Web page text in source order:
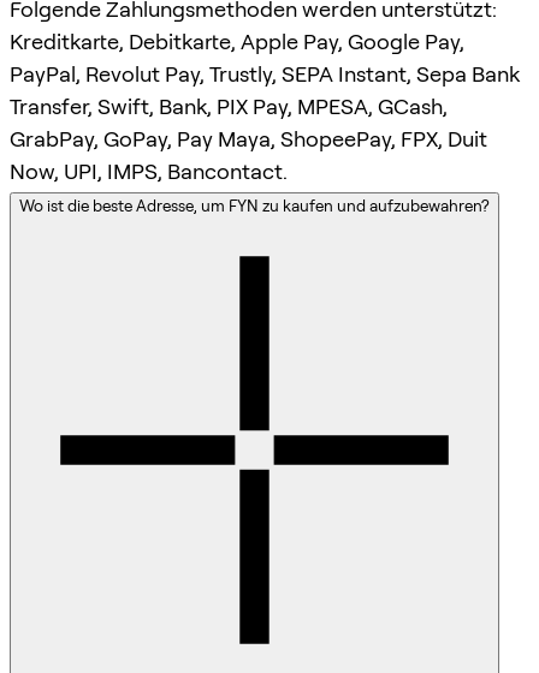
Folgende Zahlungsmethoden werden unterstützt:
Kreditkarte, Debitkarte, Apple Pay, Google Pay,
PayPal, Revolut Pay, Trustly, SEPA Instant, Sepa Bank
Transfer, Swift, Bank, PIX Pay, MPESA, GCash,
GrabPay, GoPay, Pay Maya, ShopeePay, FPX, Duit
Now, UPI, IMPS, Bancontact.
Wo ist die beste Adresse, um FYN zu kaufen und aufzubewahren?